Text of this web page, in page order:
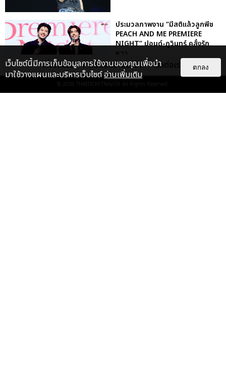
ประมวลภาพงาน “มีสติแล้วลูกพีช
PEACH AND ME PREMIERE
NIGHT” ปอนด์-ภูวินทร์ คลั่งรัก
หวา...
EXCLUSIVE : 16
เคมีดี มวลสนุก! ประมวลภาพ “ดิว-
เกี่ยวกับเรา ติดต่อลงโฆษณา ติดต่อเรา
© 2026 THAITICKETMAJOR All Rights Reserved.
เว็บไซต์นี้มีการเก็บข้อมูลการใช้งานของคุณเพื่อนำ
มาใช้วางแผนและบริหารเว็บไซต์อ่านเพิ่มเติม
ตกลง